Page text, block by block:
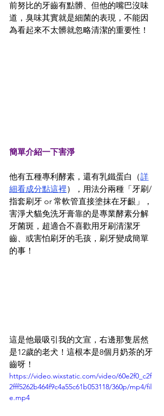
前努比的牙齒有點髒、但他的嘴巴沒味
道，臭味其實就是細菌的表現，不能因
為看起來不太髒就忽略清潔的重要性！
簡單介紹一下害淨
他有五種專利酵素，還有乳鐵蛋白（詳
細看成分點這裡），用法分兩種「牙刷/
指套刷牙 or 常軟管直接塗抹在牙齦」，
害淨犬貓免洗牙膏靠的是專業酵素分解
牙菌斑，超適合不喜歡用牙刷清潔牙
齒、或害怕刷牙的毛孩，刷牙變成簡單
的事！
這是他最吸引我的文宣，右邊那隻居然
是12歲的老犬！這根本是8個月奶茶的牙
齒呀！
https://video.wixstatic.com/video/60e2f0_c2f
2fff5262b464f9c4a55c61b053118/360p/mp4/fil
e.mp4